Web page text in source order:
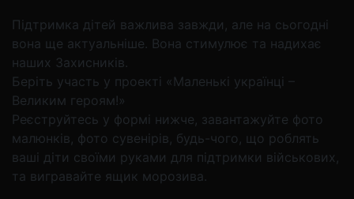
Підтримка дітей важлива завжди, але на сьогодні
вона ще актуальніше. Вона стимулює та надихає
наших Захисників.
Беріть участь у проекті «Маленькі українці –
Великим героям!»
Реєструйтесь у формі нижче, завантажуйте фото
малюнків, фото сувенірів, будь-чого, що роблять
ваші діти своїми руками для підтримки військових,
та вигравайте ящик морозива.